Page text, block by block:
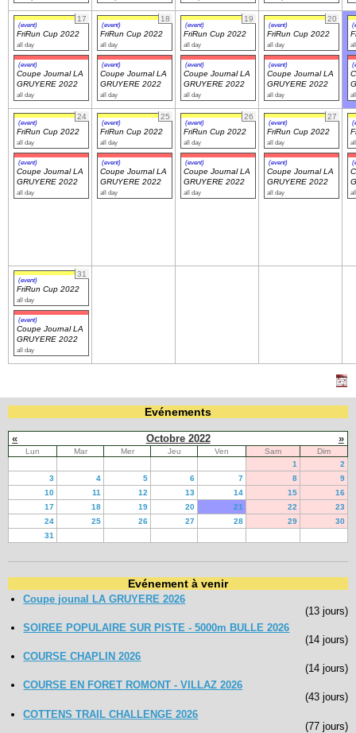
17
(event)
FriRun Cup 2022
all day
(event)
Coupe Journal LA
GRUYERE 2022
all day
18
(event)
FriRun Cup 2022
all day
(event)
Coupe Journal LA
GRUYERE 2022
all day
19
(event)
FriRun Cup 2022
all day
(event)
Coupe Journal LA
GRUYERE 2022
all day
20
(event)
FriRun Cup 2022
all day
(event)
Coupe Journal LA
GRUYERE 2022
all day
24
(event)
FriRun Cup 2022
all day
(event)
Coupe Journal LA
GRUYERE 2022
all day
25
(event)
FriRun Cup 2022
all day
(event)
Coupe Journal LA
GRUYERE 2022
all day
26
(event)
FriRun Cup 2022
all day
(event)
Coupe Journal LA
GRUYERE 2022
all day
27
(event)
FriRun Cup 2022
all day
(event)
Coupe Journal LA
GRUYERE 2022
all day
31
(event)
FriRun Cup 2022
all day
(event)
Coupe Journal LA
GRUYERE 2022
all day
Evénements
« Octobre 2022 »
Lun Mar Mer Jeu Ven Sam
Dim
1
2
3
4 5 6 7 8
9
10
11 12 13 14 15
16
17
18 19 20 21 22
23
24
25 26 27 28 29
30
31
Evénement à venir
Coupe jounal LA GRUYERE 2026
(13 jours)
SOIREE POPULAIRE SUR PISTE - 5000m BULLE 2026
(14 jours)
COURSE CHAPLIN 2026
(14 jours)
COURSE EN FORET ROMONT - VILLAZ 2026
(43 jours)
COTTENS TRAIL CHALLENGE 2026
(77 jours)